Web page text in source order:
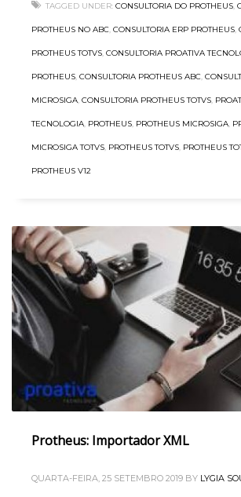
TAGGED UNDER: CONSULTORIA DO PROTHEUS,
PROTHEUS NO ABC, CONSULTORIA ERP PROTHEUS,
PROTHEUS TOTVS, CONSULTORIA PROATIVA
PROTHEUS, CONSULTORIA PROTHEUS ABC,
MICROSIGA, CONSULTORIA PROTHEUS TOTVS,
TECNOLOGIA, PROTHEUS, PROTHEUS MICROSIGA,
MICROSIGA TOTVS, PROTHEUS TOTVS, PROTHEUS
PROTHEUS V12
Protheus: Importador XML
QUARTA-FEIRA, 25 SETEMBRO 2019 BY LYGIA